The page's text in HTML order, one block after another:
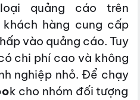
quảng cáo trên
hàng cung cấp
vào quảng cáo. Tuy
chi phí cao và không
nghiệp nhỏ. Để chạy
k cho nhóm đối tượng